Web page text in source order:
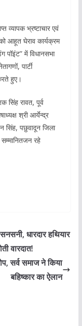
व्यापक भ्रष्टाचार एवं
आहूत घेराव कार्यक्रम
पॉइंट” में विधानसभा
पार्टी
हुए।
सिंह रावत, पूर्व
श्री आर्येन्द्र
सिंह, पछुवादून जिला
रहे
धारदार हथियार
वारदात!
सर्व समाज ने किया
बहिष्कार का ऐलान